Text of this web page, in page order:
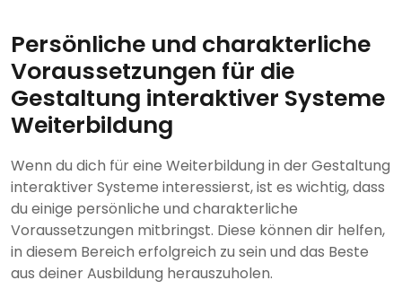
Persönliche und charakterliche
Voraussetzungen für die
Gestaltung interaktiver Systeme
Weiterbildung
Wenn du dich für eine Weiterbildung in der Gestaltung
interaktiver Systeme interessierst, ist es wichtig, dass
du einige persönliche und charakterliche
Voraussetzungen mitbringst. Diese können dir helfen,
in diesem Bereich erfolgreich zu sein und das Beste
aus deiner Ausbildung herauszuholen.